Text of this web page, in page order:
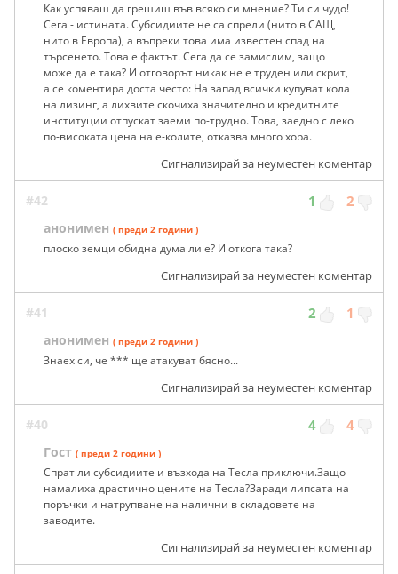
Как успяваш да грешиш във всяко си мнение? Ти си чудо!
Сега - истината. Субсидиите не са спрели (нито в САЩ,
нито в Европа), а въпреки това има известен спад на
търсенето. Това е фактът. Сега да се замислим, защо
може да е така? И отговорът никак не е труден или скрит,
а се коментира доста често: На запад всички купуват кола
на лизинг, а лихвите скочиха значително и кредитните
институции отпускат заеми по-трудно. Това, заедно с леко
по-високата цена на е-колите, отказва много хора.
Сигнализирай за неуместен коментар
#42 1 2
анонимен ( преди 2 години )
плоско земци обидна дума ли е? И откога така?
Сигнализирай за неуместен коментар
#41 2 1
анонимен ( преди 2 години )
Знаех си, че *** ще атакуват бясно...
Сигнализирай за неуместен коментар
#40 4 4
Гост ( преди 2 години )
Спрат ли субсидиите и възхода на Тесла приключи.Защо
намалиха драстично цените на Тесла?Заради липсата на
поръчки и натрупване на налични в складовете на
заводите.
Сигнализирай за неуместен коментар